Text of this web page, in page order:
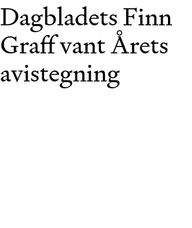
Dagbladets Finn
Graff vant Årets
avistegning